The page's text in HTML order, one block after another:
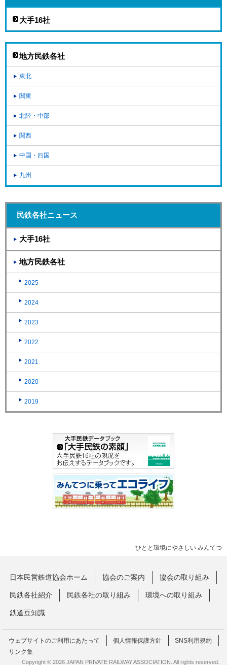
大手16社
地方民鉄各社
東北
関東
北陸・中部
関西
中国・四国
九州
民鉄各社ニュース
大手16社
地方民鉄各社
2025
2024
2023
2022
2021
2020
2019
ひとと環境にやさしい みんてつ
日本民営鉄道協会ホーム 協会のご案内 協会の取り組み
民鉄各社紹介 民鉄各社の取り組み 環境への取り組み
鉄道豆知識
ウェブサイトのご利用にあたって 個人情報保護方針
SNS利用規約
リンク集
Copyright © 2026 JAPAN PRIVATE RAILWAY ASSOCIATION. All rights reserved.